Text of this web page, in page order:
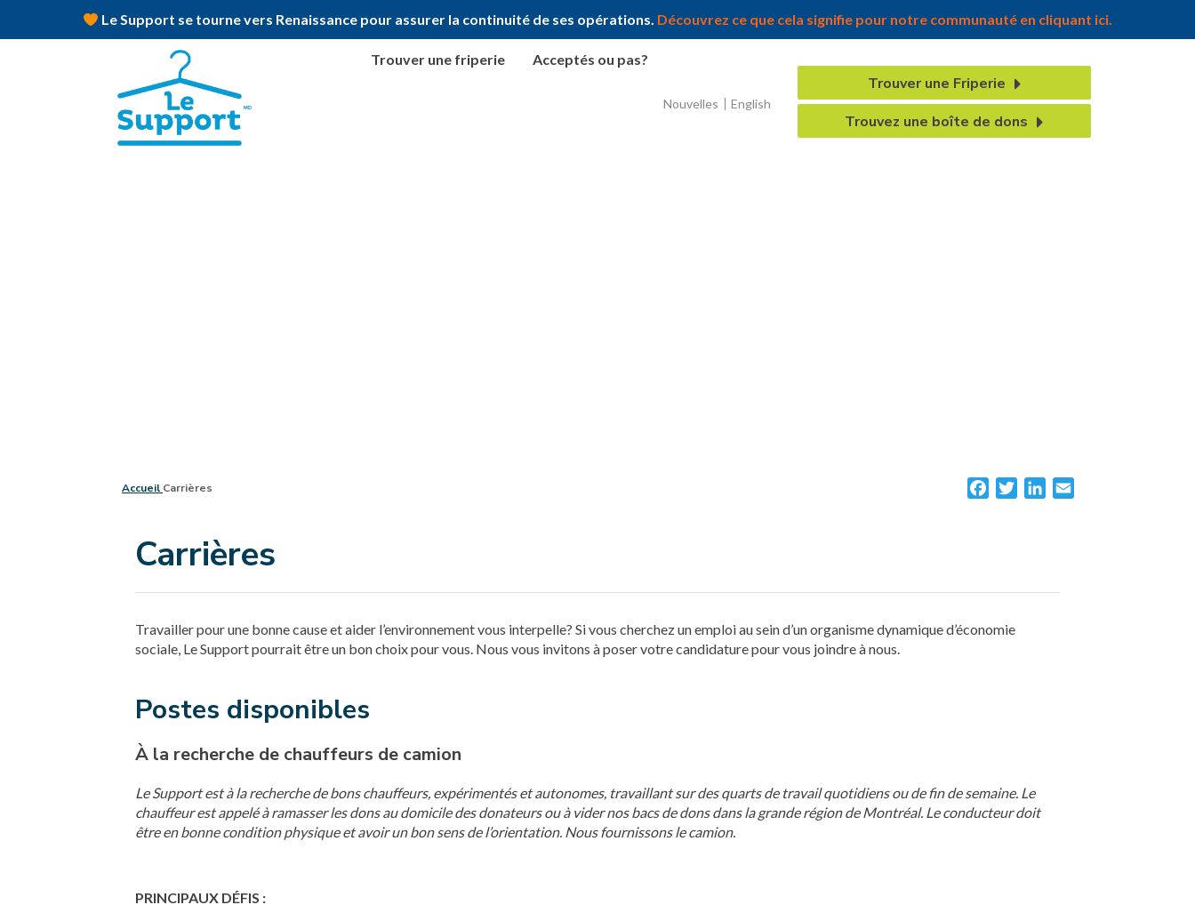
Le Support se tourne vers Renaissance pour assurer la continuité de ses opérations. Découvrez ce que cela signifie pour notre communauté en cliquant ici.
Nouvelles English
Trouver une Friperie
Trouvez une boîte de dons
Trouver une friperie Acceptés ou pas?
Accueil Carrières
Carrières
Facebook
TwitterLinkedIn
Travailler pour une bonne cause et aider l’environnement vous interpelle? Si vous cherchez un emploi au sein d’un organisme dynamique d’économie
sociale, Le Support pourrait être un bon choix pour vous. Nous vous invitons à poser votre candidature pour vous joindre à nous.
Postes disponibles
À la recherche de chauffeurs de camion
Le Support est à la recherche de bons chauffeurs, expérimentés et autonomes, travaillant sur des quarts de travail quotidiens ou de fin de semaine. Le
chauffeur est appelé à ramasser les dons au domicile des donateurs ou à vider nos bacs de dons dans la grande région de Montréal. Le conducteur doit
être en bonne condition physique et avoir un bon sens de l’orientation. Nous fournissons le camion.
PRINCIPAUX DÉFIS :